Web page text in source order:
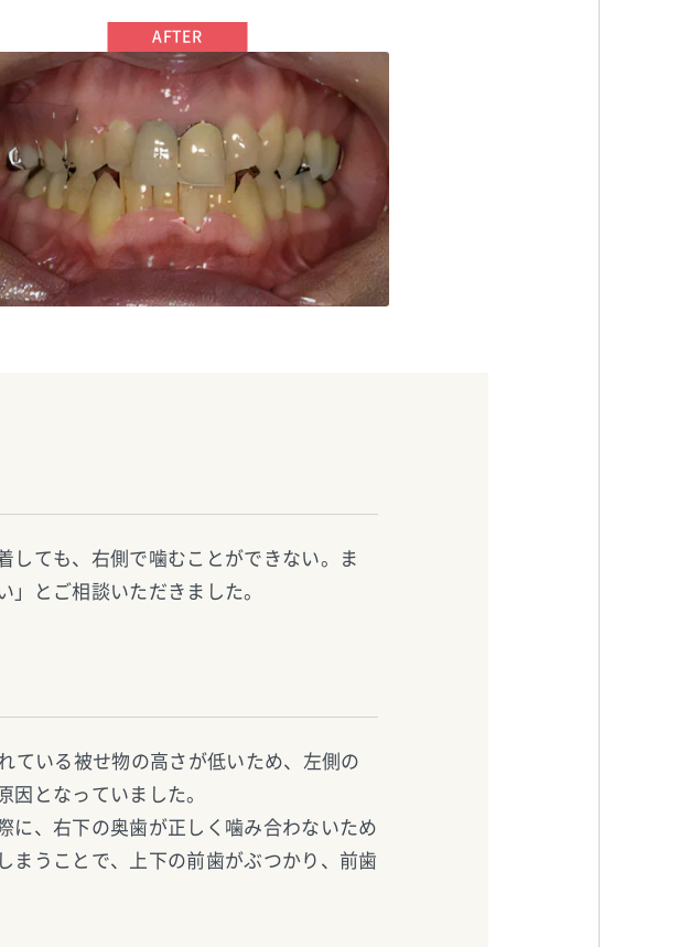
歯科医院 TEL:0423521551
しても、右側で噛むことができない。ま
とご相談いただきました。
ている被せ物の高さが低いため、左側の
因となっていました。
に、右下の奥歯が正しく噛み合わないため
まうことで、上下の前歯がぶつかり、前歯